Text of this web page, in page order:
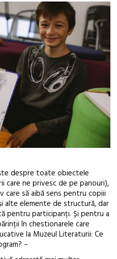
despre toate obiectele
care ne privesc de pe panouri),
care să aibă sens pentru copiii
alte elemente de structură, dar
pentru participanți. Și pentru a
în chestionarele care
la Muzeul Literaturii: Ce
–